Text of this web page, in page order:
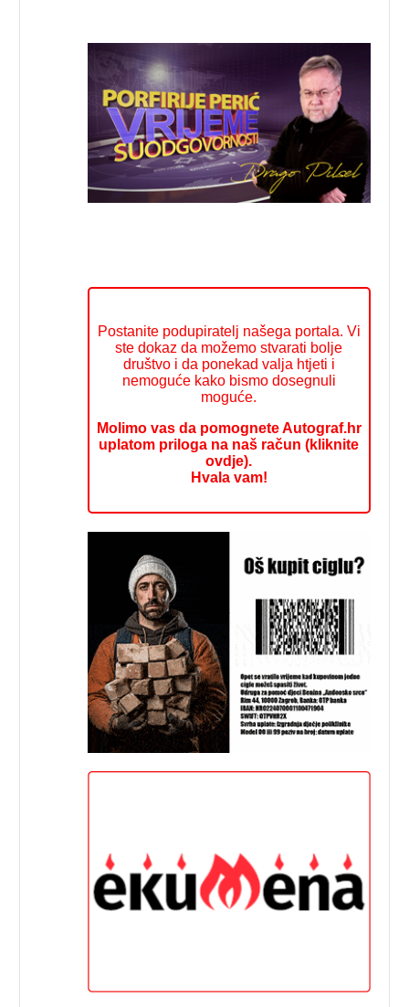
Postanite podupiratelj našega portala. Vi
ste dokaz da možemo stvarati bolje
društvo i da ponekad valja htjeti i
nemoguće kako bismo dosegnuli
moguće.
Molimo vas da pomognete Autograf.hr
uplatom priloga na naš račun (kliknite
ovdje).
Hvala vam!